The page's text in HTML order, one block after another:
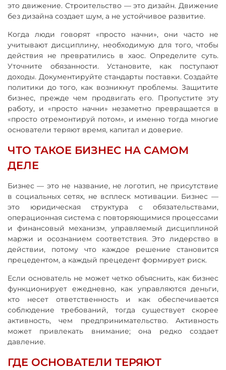
это движение. Строительство — это дизайн. Движение
без дизайна создает шум, а не устойчивое развитие.
Когда люди говорят «просто начни», они часто не
учитывают дисциплину, необходимую для того, чтобы
действия не превратились в хаос. Определите суть.
Уточните обязанности. Установите, как поступают
доходы. Документируйте стандарты поставки. Создайте
политики до того, как возникнут проблемы. Защитите
бизнес, прежде чем продвигать его. Пропустите эту
работу, и «просто начни» незаметно превращается в
«просто отремонтируй потом», и именно тогда многие
основатели теряют время, капитал и доверие.
ЧТО ТАКОЕ БИЗНЕС НА САМОМ
ДЕЛЕ
Бизнес — это не название, не логотип, не присутствие
в социальных сетях, не всплеск мотивации. Бизнес —
это юридическая структура с обязательствами,
операционная система с повторяющимися процессами
и финансовый механизм, управляемый дисциплиной
маржи и осознанием соответствия. Это лидерство в
действии, потому что каждое решение становится
прецедентом, а каждый прецедент формирует риск.
Если основатель не может четко объяснить, как бизнес
функционирует ежедневно, как управляются деньги,
кто несет ответственность и как обеспечивается
соблюдение требований, тогда существует скорее
активность, чем предпринимательство. Активность
может привлекать внимание; она редко создает
давление.
ГДЕ ОСНОВАТЕЛИ ТЕРЯЮТ